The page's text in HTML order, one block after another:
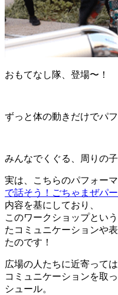
おもてなし隊、登場〜！
ずっと体の動きだけでパ
みんなでくぐる、周りの
実は、こちらのパフォー
で話そう！ごちゃまぜパ
内容を基にしており、
このワークショップとい
たコミュニケーションや
たのです！
広場の人たちに近寄って
コミュニケーションを取
シュール。